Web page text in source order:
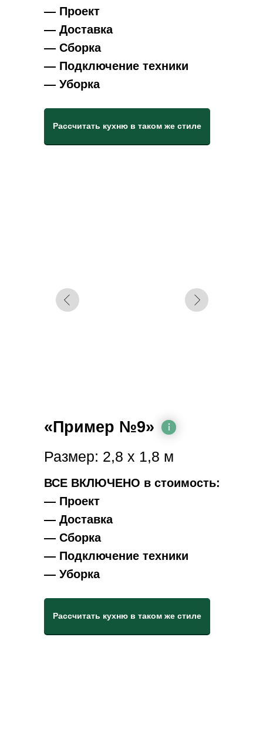
— Проект
— Доставка
— Сборка
— Подключение техники
— Уборка
Рассчитать кухню в таком же стиле
ВСЕ ВКЛЮЧЕНО в стоимость:
— Проект
— Доставка
— Сборка
— Подключение техники
— Уборка
«Пример №9»
Размер: 2,8 х 1,8 м
Рассчитать кухню в таком же стиле